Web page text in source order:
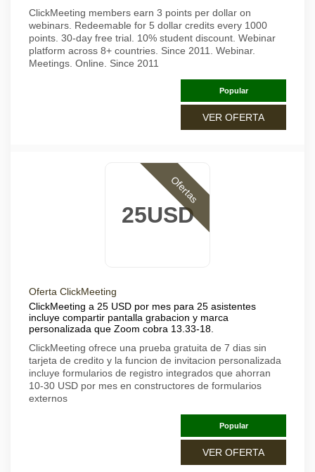
ClickMeeting members earn 3 points per dollar on
webinars. Redeemable for 5 dollar credits every 1000
points. 30-day free trial. 10% student discount. Webinar
platform across 8+ countries. Since 2011. Webinar.
Meetings. Online. Since 2011
Popular
VER OFERTA
25USD
Ofertas
Oferta ClickMeeting
ClickMeeting a 25 USD por mes para 25 asistentes
incluye compartir pantalla grabacion y marca
personalizada que Zoom cobra 13.33-18.
ClickMeeting ofrece una prueba gratuita de 7 dias sin
tarjeta de credito y la funcion de invitacion personalizada
incluye formularios de registro integrados que ahorran
10-30 USD por mes en constructores de formularios
externos
Popular
VER OFERTA